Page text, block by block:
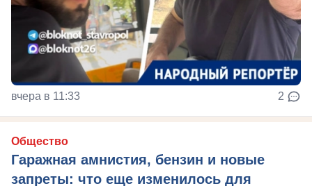
вчера в 11:33 2
Общество
Гаражная амнистия, бензин и новые
запреты: что еще изменилось для